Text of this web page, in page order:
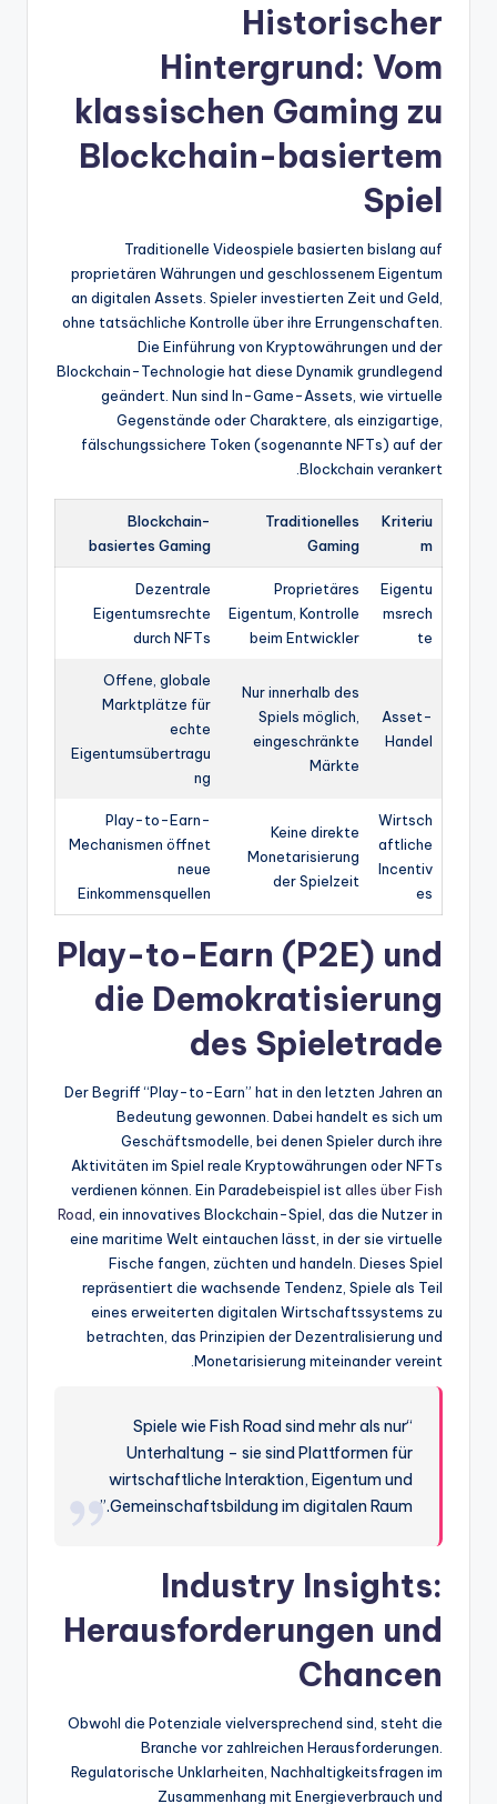
Historischer
Hintergrund: Vom
klassischen Gaming zu
Blockchain-basiertem
Spiel
Traditionelle Videospiele basierten bislang auf
proprietären Währungen und geschlossenem Eigentum
an digitalen Assets. Spieler investierten Zeit und Geld,
ohne tatsächliche Kontrolle über ihre Errungenschaften.
Die Einführung von Kryptowährungen und der
Blockchain-Technologie hat diese Dynamik grundlegend
geändert. Nun sind In-Game-Assets, wie virtuelle
Gegenstände oder Charaktere, als einzigartige,
fälschungssichere Token (sogenannte NFTs) auf der
Blockchain verankert.
Kriteriu
m
Traditionelles
Gaming
Blockchain-
basiertes Gaming
Eigentu
msrech
te
Proprietäres
Eigentum, Kontrolle
beim Entwickler
Dezentrale
Eigentumsrechte
durch NFTs
Asset-
Handel
Nur innerhalb des
Spiels möglich,
eingeschränkte
Märkte
Offene, globale
Marktplätze für
echte
Eigentumsübertragu
ng
Wirtsch
aftliche
Incentiv
es
Keine direkte
Monetarisierung
der Spielzeit
Play-to-Earn-
Mechanismen öffnet
neue
Einkommensquellen
Play-to-Earn (P2E) und
die Demokratisierung
des Spieletrade
Der Begriff “Play-to-Earn” hat in den letzten Jahren an
Bedeutung gewonnen. Dabei handelt es sich um
Geschäftsmodelle, bei denen Spieler durch ihre
Aktivitäten im Spiel reale Kryptowährungen oder NFTs
verdienen können. Ein Paradebeispiel ist alles über Fish
Road , ein innovatives Blockchain-Spiel, das die Nutzer in
eine maritime Welt eintauchen lässt, in der sie virtuelle
Fische fangen, züchten und handeln. Dieses Spiel
repräsentiert die wachsende Tendenz, Spiele als Teil
eines erweiterten digitalen Wirtschaftssystems zu
betrachten, das Prinzipien der Dezentralisierung und
Monetarisierung miteinander vereint.
“Spiele wie Fish Road sind mehr als nur
Unterhaltung – sie sind Plattformen für
wirtschaftliche Interaktion, Eigentum und
Gemeinschaftsbildung im digitalen Raum.”
Industry Insights:
Herausforderungen und
Chancen
Obwohl die Potenziale vielversprechend sind, steht die
Branche vor zahlreichen Herausforderungen.
Regulatorische Unklarheiten, Nachhaltigkeitsfragen im
Zusammenhang mit Energieverbrauch und